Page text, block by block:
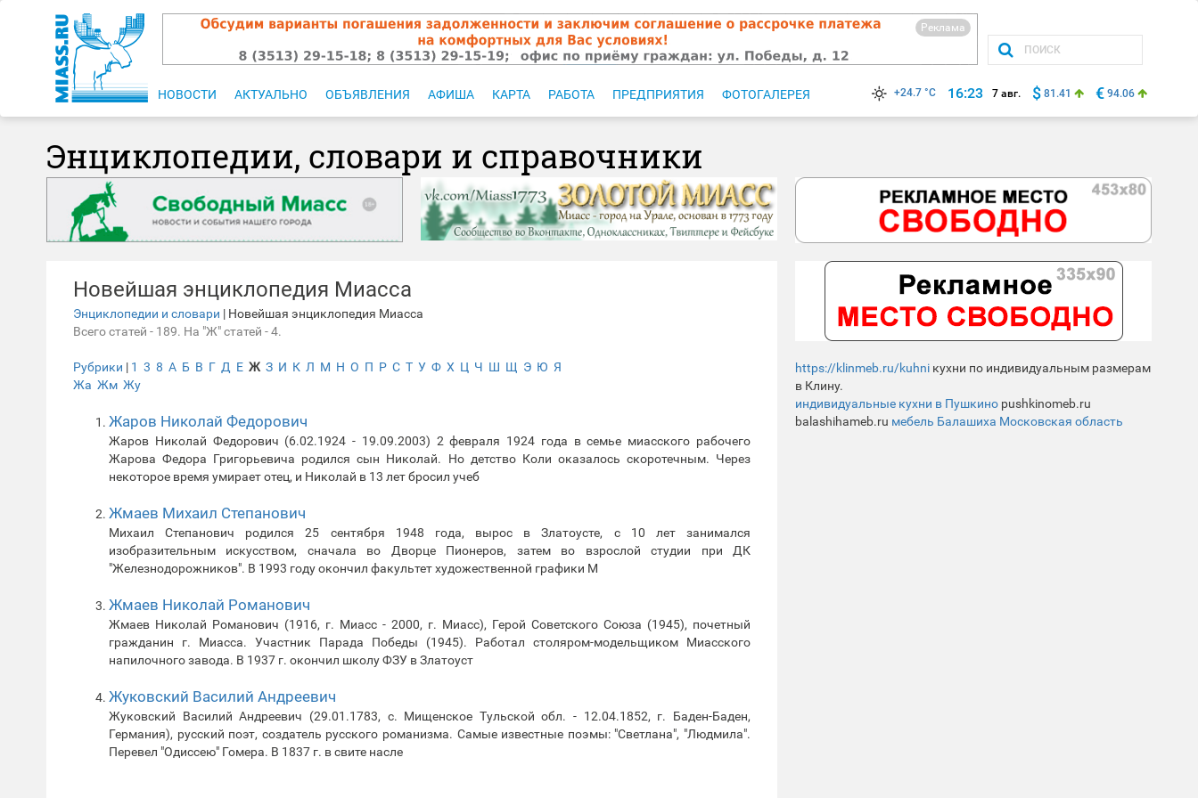
Реклама
НОВОСТИ АКТУАЛЬНО ОБЪЯВЛЕНИЯ АФИША КАРТА РАБОТА ПРЕДПРИЯТИЯ ФОТОГАЛЕРЕЯ +24.7 °C 16:23 7 авг. $ 81.41 € 94.06
Энциклопедии, словари и справочники
Новейшая энциклопедия Миасса
Энциклопедии и словари | Новейшая энциклопедия Миасса
Всего статей - 189. На "Ж" статей - 4.
Рубрики | 1 3 8 А Б В Г Д Е Ж З И К Л М Н О П Р С Т У Ф Х Ц Ч Ш Щ Э Ю Я
Жа Жм Жу
Жаров Николай Федорович
Жаров Николай Федорович (6.02.1924 - 19.09.2003) 2 февраля 1924 года в семье миасского рабочего
Жарова Федора Григорьевича родился сын Николай. Но детство Коли оказалось скоротечным. Через
некоторое время умирает отец, и Николай в 13 лет бросил учеб
Жмаев Михаил Степанович
Михаил Степанович родился 25 сентября 1948 года, вырос в Златоусте, с 10 лет занимался
изобразительным искусством, сначала во Дворце Пионеров, затем во взрослой студии при ДК
"Железнодорожников". В 1993 году окончил факультет художественной графики М
Жмаев Николай Романович
Жмаев Николай Романович (1916, г. Миасс - 2000, г. Миасс), Герой Советского Союза (1945), почетный
гражданин г. Миасса. Участник Парада Победы (1945). Работал столяром-модельщиком Миасского
напилочного завода. В 1937 г. окончил школу ФЗУ в Златоуст
Жуковский Василий Андреевич
Жуковский Василий Андреевич (29.01.1783, с. Мищенское Тульской обл. - 12.04.1852, г. Баден-Баден,
Германия), русский поэт, создатель русского романизма. Самые известные поэмы: "Светлана", "Людмила".
Перевел "Одиссею" Гомера. В 1837 г. в свите насле
https://klinmeb.ru/kuhni кухни по индивидуальным размерам
в Клину.
индивидуальные кухни в Пушкино pushkinomeb.ru
balashihameb.ru мебель Балашиха Московская область